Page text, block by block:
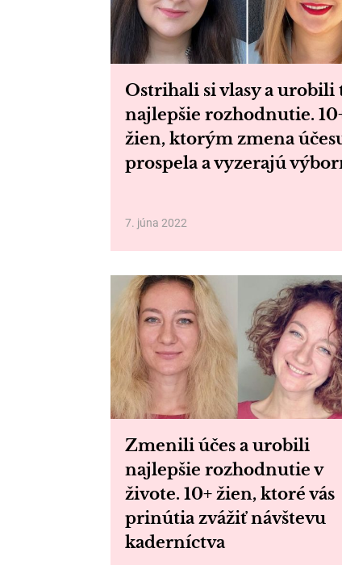
Ostrihali si vlasy a urobili
najlepšie rozhodnutie.
žien, ktorým zmena
prospela a vyzerajú
7. júna 2022
Zmenili účes a urobili
najlepšie rozhodnutie v
živote. 10+ žien, ktoré vás
prinútia zvážiť návštevu
kaderníctva